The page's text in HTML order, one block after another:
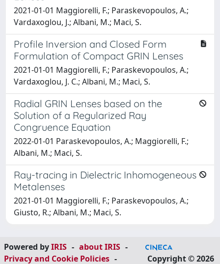
2021-01-01 Maggiorelli, F.; Paraskevopoulos, A.;
Vardaxoglou, J.; Albani, M.; Maci, S.
Profile Inversion and Closed Form
Formulation of Compact GRIN Lenses
2021-01-01 Maggiorelli, F.; Paraskevopoulos, A.;
Vardaxoglou, J. C.; Albani, M.; Maci, S.
Radial GRIN Lenses based on the
Solution of a Regularized Ray
Congruence Equation
2022-01-01 Paraskevopoulos, A.; Maggiorelli, F.;
Albani, M.; Maci, S.
Ray-tracing in Dielectric Inhomogeneous
Metalenses
2021-01-01 Maggiorelli, F.; Paraskevopoulos, A.;
Giusto, R.; Albani, M.; Maci, S.
Powered byIRIS - about IRIS -
Privacy and Cookie Policies - Copyright © 2026